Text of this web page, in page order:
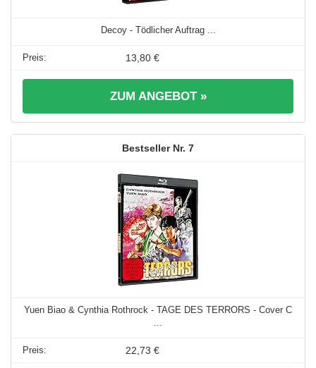
Decoy - Tödlicher Auftrag ...
13,80 €
ZUM ANGEBOT »
7
Yuen Biao & Cynthia Rothrock - TAGE DES TERRORS - Cover C
...
22,73 €